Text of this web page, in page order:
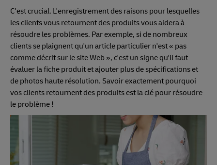
C'est crucial. L'enregistrement des raisons pour lesquelles
les clients vous retournent des produits vous aidera à
résoudre les problèmes. Par exemple, si de nombreux
clients se plaignent qu'un article particulier n'est « pas
comme décrit sur le site Web », c'est un signe qu'il faut
évaluer la fiche produit et ajouter plus de spécifications et
de photos haute résolution. Savoir exactement pourquoi
vos clients retournent des produits est la clé pour résoudre
le problème !